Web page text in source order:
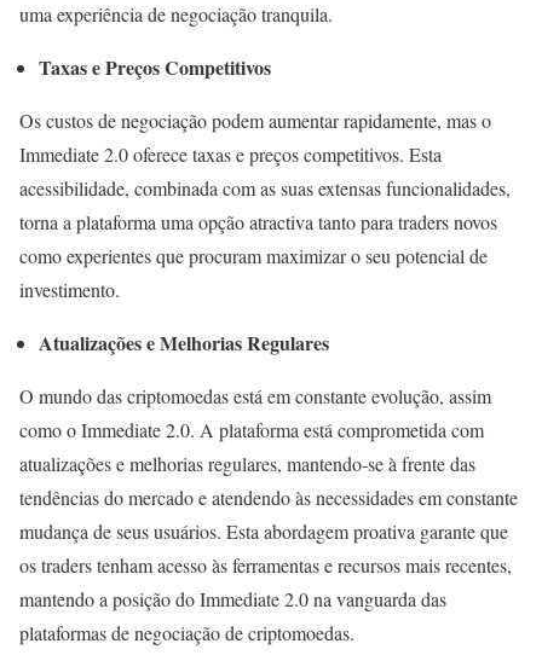
uma experiência de negociação tranquila.
Taxas e Preços Competitivos
Os custos de negociação podem aumentar rapidamente, mas o
Immediate 2.0 oferece taxas e preços competitivos. Esta
acessibilidade, combinada com as suas extensas funcionalidades,
torna a plataforma uma opção atractiva tanto para traders novos
como experientes que procuram maximizar o seu potencial de
investimento.
Atualizações e Melhorias Regulares
O mundo das criptomoedas está em constante evolução, assim
como o Immediate 2.0. A plataforma está comprometida com
atualizações e melhorias regulares, mantendo-se à frente das
tendências do mercado e atendendo às necessidades em constante
mudança de seus usuários. Esta abordagem proativa garante que
os traders tenham acesso às ferramentas e recursos mais recentes,
mantendo a posição do Immediate 2.0 na vanguarda das
plataformas de negociação de criptomoedas.